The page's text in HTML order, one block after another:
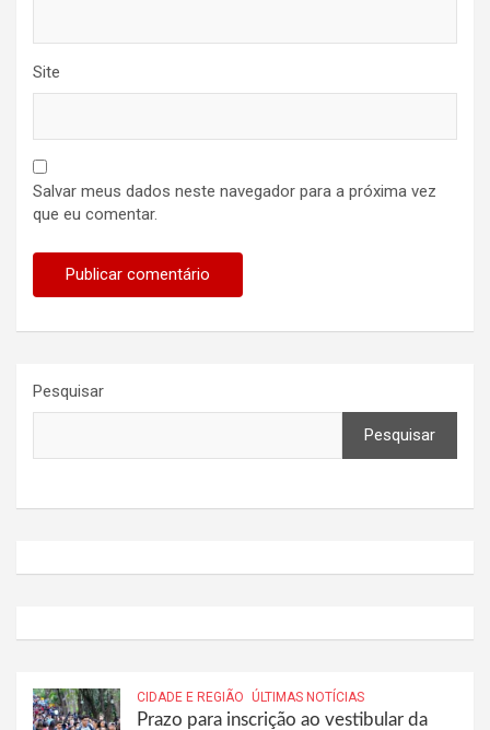
Site
Salvar meus dados neste navegador para a próxima vez
que eu comentar.
Pesquisar
Pesquisar
CIDADE E REGIÃO ÚLTIMAS NOTÍCIAS
Prazo para inscrição ao vestibular da